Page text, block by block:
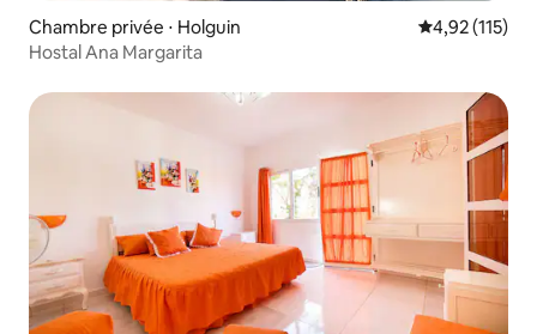
Chambre privée ⋅ Holguin Évaluation
4,92 (115)
Hostal Ana Margarita